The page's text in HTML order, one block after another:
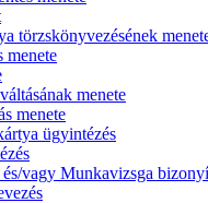
törzskönyvezésének
menete
menete
menete
ügyintézés
vagy Munkavizsga